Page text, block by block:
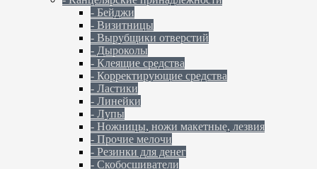
- Бейджи
- Визитницы
- Вырубщики отверстий
- Дыроколы
- Клеящие средства
- Корректирующие средства
- Ластики
- Линейки
- Лупы
- Ножницы, ножи макетные, лезвия
- Прочие мелочи
- Резинки для денег
- Скобосшиватели